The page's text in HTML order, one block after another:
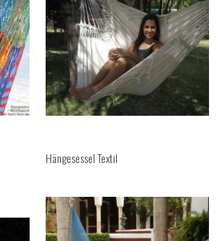
Hängesessel Textil